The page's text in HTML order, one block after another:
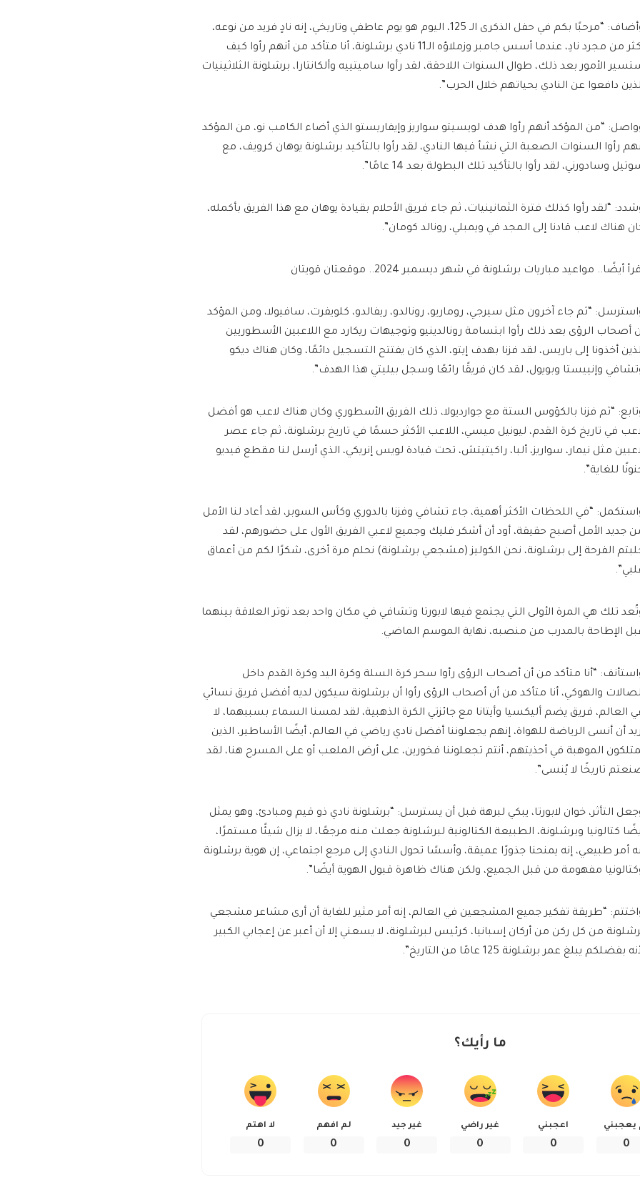
وأضاف: “مرحبًا بكم في حفل الذكرى الـ 125، اليوم هو يوم عاطفي وتاريخي، إنه نادٍ فريد من نوعه،
أكثر من مجرد نادِ، عندما أسس جامبر وزملاؤه الـ11 نادي برشلونة، أنا متأكد من أنهم رأوا كيف
الأمور بعد ذلك، طوال السنوات اللاحقة، لقد رأوا ساميتييه وألكانتارا، برشلونة الثلاثينيات
دافعوا عن النادي بحياتهم خلال الحرب”.
“من المؤكد أنهم رأوا هدف لويسيتو سواريز وإيفاريستو الذي أضاء الكامب نو، من المؤكد
رأوا السنوات الصعبة التي نشأ فيها النادي، لقد رأوا بالتأكيد برشلونة يوهان كرويف، مع
وسادورني، لقد رأوا بالتأكيد تلك البطولة بعد 14 عامًا”.
“لقد رأوا كذلك فترة الثمانينيات، ثم جاء فريق الأحلام بقيادة يوهان مع هذا الفريق بأكمله،
هناك لاعب قادنا إلى المجد في ويمبلي، رونالد كومان”.
أيضًا.. مواعيد مباريات برشلونة في شهر ديسمبر 2024.. موقعتان قويتان
“ثم جاء آخرون مثل سيرجي، روماريو، رونالدو، ريفالدو، كلويفرت، سافيولا، ومن المؤكد
أصحاب الرؤى بعد ذلك رأوا ابتسامة رونالدينيو وتوجيهات ريكارد مع اللاعبين الأسطوريين
أخذونا إلى باريس، لقد فزنا بهدف إيتو، الذي كان يفتتح التسجيل دائمًا، وكان هناك ديكو
وإنييستا وبويول، لقد كان فريقًا رائعًا وسجل بيليتي هذا الهدف”.
“ثم فزنا بالكؤوس الستة مع جوارديولا، ذلك الفريق الأسطوري وكان هناك لاعب هو أفضل
في تاريخ كرة القدم، ليونيل ميسي، اللاعب الأكثر حسمًا في تاريخ برشلونة، ثم جاء عصر
مثل نيمار، سواريز، ألبا، راكيتيتش، تحت قيادة لويس إنريكي، الذي أرسل لنا مقطع فيديو
للغاية”.
“في اللحظات الأكثر أهمية، جاء تشافي وفزنا بالدوري وكأس السوبر، لقد أعاد لنا الأمل
جديد الأمل أصبح حقيقة، أود أن أشكر فليك وجميع لاعبي الفريق الأول على حضورهم، لقد
الفرحة إلى برشلونة، نحن الكوليز (مشجعي برشلونة) نحلم مرة أخرى، شكرًا لكم من أعماق
تلك هي المرة الأولى التي يجتمع فيها لابورتا وتشافي في مكان واحد بعد توتر العلاقة بينهما
الإطاحة بالمدرب من منصبه، نهاية الموسم الماضي.
“أنا متأكد من أن أصحاب الرؤى رأوا سحر كرة السلة وكرة اليد وكرة القدم داخل
والهوكي، أنا متأكد من أن أصحاب الرؤى رأوا أن برشلونة سيكون لديه أفضل فريق نسائي
العالم، فريق يضم أليكسيا وأيتانا مع جائزتي الكرة الذهبية، لقد لمسنا السماء بسببهما، لا
أن أنسى الرياضة للهواة، إنهم يجعلوننا أفضل نادي رياضي في العالم، أيضًا الأساطير، الذين
الموهبة في أحذيتهم، أنتم تجعلوننا فخورين، على أرض الملعب أو على المسرح هنا، لقد
تاريخًا لا يُنسى”.
التأثر، خوان لابورتا، يبكي لبرهة قبل أن يسترسل: “برشلونة نادي ذو قيم ومبادئ، وهو يمثل
كتالونيا وبرشلونة، الطبيعة الكتالونية لبرشلونة جعلت منه مرجعًا، لا يزال شيئًا مستمرًا،
أمر طبيعي، إنه يمنحنا جذورًا عميقة، وأسسًا تحول النادي إلى مرجع اجتماعي، إن هوية برشلونة
مفهومة من قبل الجميع، ولكن هناك ظاهرة قبول الهوية أيضًا”.
“طريقة تفكير جميع المشجعين في العالم، إنه أمر مثير للغاية أن أرى مشاعر مشجعي
من كل ركن من أركان إسبانيا، كرئيس لبرشلونة، لا يسعني إلا أن أعبر عن إعجابي الكبير
بفضلكم يبلغ عمر برشلونة 125 عامًا من التاريخ”.
ما رأيك؟
يعجبني
0
اعجبني
0
غير راضي
0
غير جيد
0
لم افهم
0
لا اهتم
0